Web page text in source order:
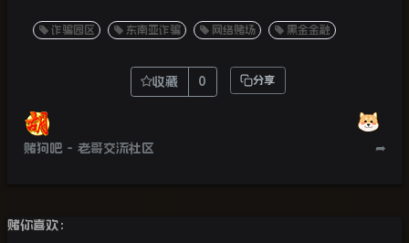
诈骗园区 东南亚诈骗 网络赌场 黑金金融
收藏 0 分享
赌狗吧 - 老哥交流社区 ➦
赌你喜欢：